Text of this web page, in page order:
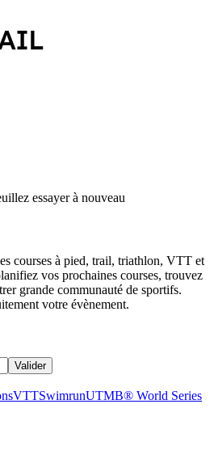
essayer à nouveau
courses à pied, trail, triathlon, VTT et
vos prochaines courses, trouvez
grande communauté de sportifs.
votre évènement.
Valider
VTTSwimrunUTMB® World Series